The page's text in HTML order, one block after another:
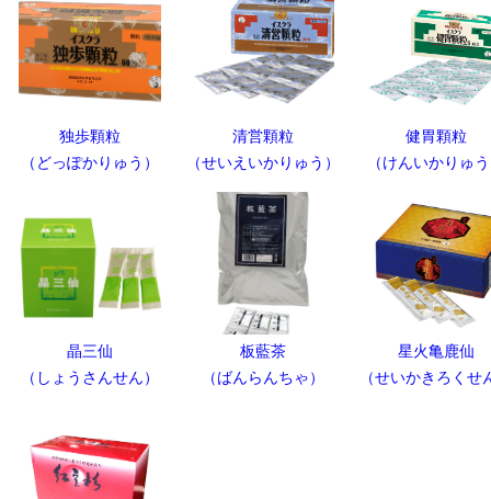
独歩顆粒
（どっぽかりゅう）
清営顆粒
（せいえいかりゅう）
健胃顆粒
（けんいかりゅ
晶三仙
（しょうさんせん）
板藍茶
（ばんらんちゃ）
星火亀鹿仙
（せいかきろくせ